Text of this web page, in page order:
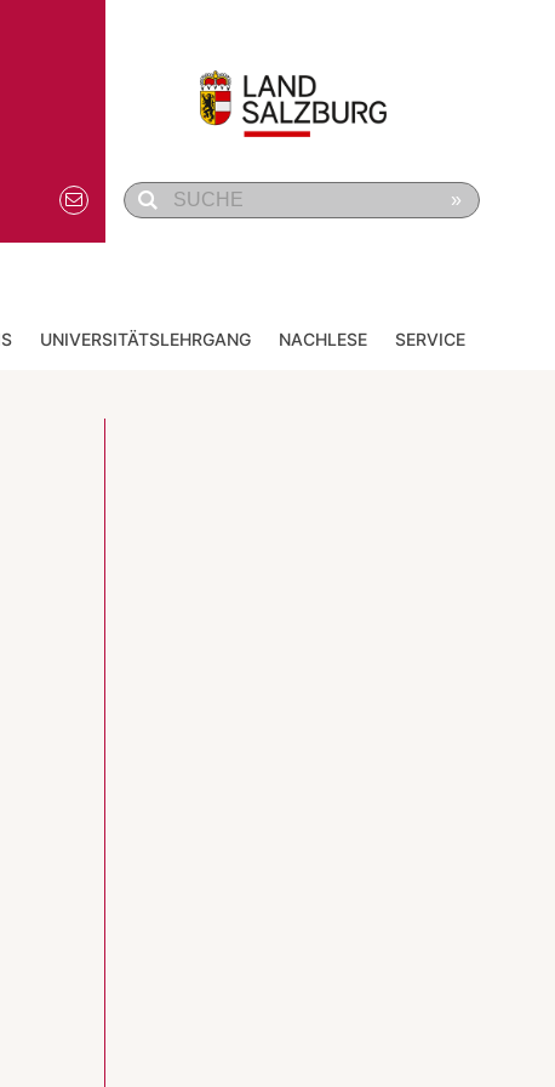
»
UNIVERSITÄTSLEHRGANG NACHLESE SERVICE